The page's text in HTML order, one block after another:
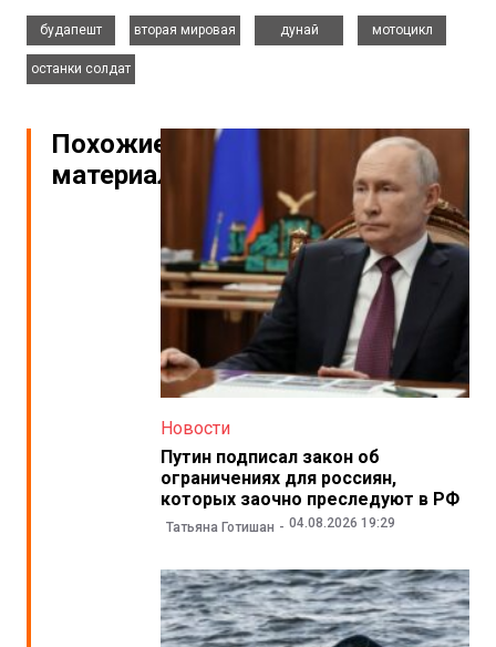
будапешт
вторая мировая
дунай
мотоцикл
останки солдат
Похожие
материалы
Новости
Путин подписал закон об
ограничениях для россиян,
которых заочно преследуют в РФ
Татьяна Готишан 04.08.2026 19:29